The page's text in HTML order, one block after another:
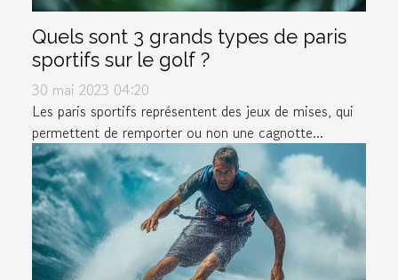
Quels sont 3 grands types de paris
sportifs sur le golf ?
30 mai 2023 04:20
Les paris sportifs représentent des jeux de mises, qui
permettent de remporter ou non une cagnotte...